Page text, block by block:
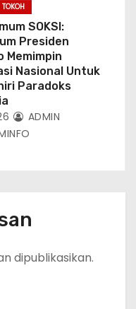
TOKOH
SOKSI:
Presiden
Memimpin
Nasional Untuk
Paradoks
ADMIN
dipublikasikan.